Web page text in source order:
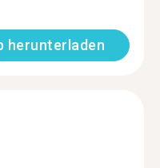
herunterladen